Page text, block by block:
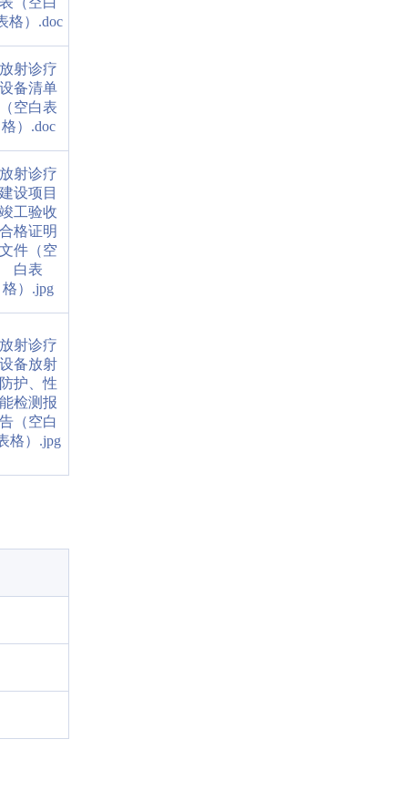
格）.doc
放射诊疗
设备清单
（空白表
格）.doc
放射诊疗
建设项目
竣工验收
合格证明
文件（空
白表
格）.jpg
放射诊疗
设备放射
防护、性
能检测报
告（空白
格）.jpg